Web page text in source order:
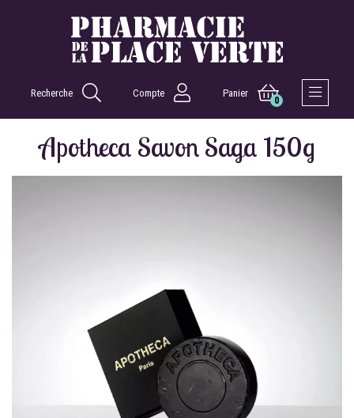
Recherche Compte Panier
0
Apotheca Savon Saga 150g